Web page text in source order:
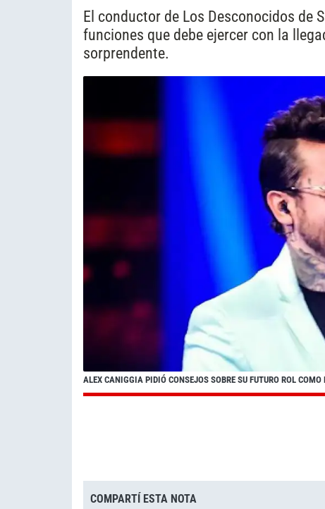
El conductor de Los Desconocidos de
funciones que debe ejercer con la
sorprendente.
ALEX CANIGGIA PIDIÓ CONSEJOS SOBRE SU FUTURO ROL COMO
COMPARTÍ ESTA NOTA